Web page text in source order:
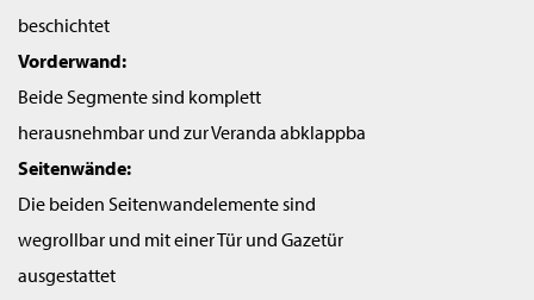
beschichtet
Vorderwand:
Beide Segmente sind komplett
herausnehmbar und zur Veranda abklappba
Seitenwände:
Die beiden Seitenwandelemente sind
wegrollbar und mit einer Tür und Gazetür
ausgestattet